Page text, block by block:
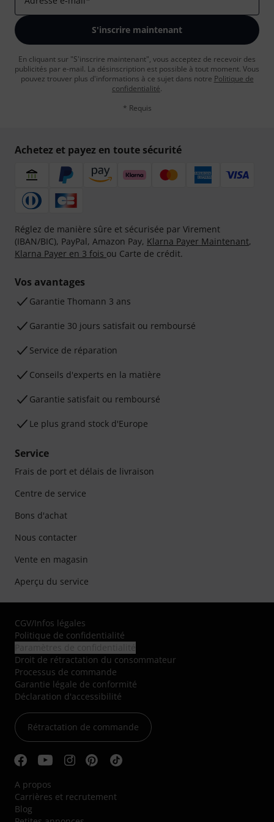
S'inscrire maintenant
En cliquant sur "S'inscrire maintenant", vous acceptez de recevoir des
publicités par e-mail. La désinscription est possible à tout moment. Vous
pouvez trouver plus d'informations à ce sujet dans notre Politique de
confidentialité.
* Requis
Achetez et payez en toute sécurité
Réglez de manière sûre et sécurisée par Virement
(IBAN/BIC), PayPal, Amazon Pay, Klarna Payer Maintenant,
Klarna Payer en 3 fois ou Carte de crédit.
Vos avantages
Ga­ran­tie Thomann 3 ans
Garantie 30 jours satisfait ou remboursé
Service de réparation
Conseils d'experts en la matière
Garantie satisfait ou remboursé
Le plus grand stock d'Europe
Service
Frais de port et délais de livraison
Centre de service
Bons d'achat
Nous contacter
Vente en magasin
Aperçu du service
CGV/Infos légales
Politique de confidentialité
Droit de rétractation du consommateur
Processus de commande
Garantie légale de conformité
Déclaration d'accessibilité
Rétractation de commande
A propos
Carrières et recrutement
Blog